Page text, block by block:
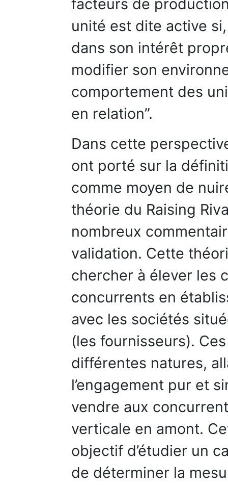
facteurs de
unité est dite active
dans son intérêt
modifier son
comportement des
en relation”.
Dans cette
ont porté sur la
comme moyen de
théorie du Raising
nombreux
validation. Cette
chercher à élever les
concurrents en
avec les sociétés
(les fournisseurs).
différentes natures,
l’engagement pur et
vendre aux
verticale en amont.
objectif d’étudier un
de déterminer la